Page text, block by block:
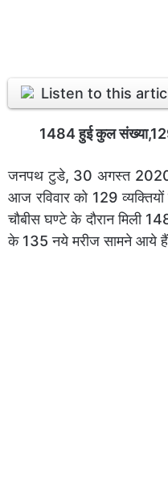
Listen to this
1484 हुई कुल
जनपथ टुडे, 30 अगस्त 2020,
आज रविवार को 129 व्यक्तियों
चौबीस घण्टे के दौरान मिली
के 135 नये मरीज सामने आये